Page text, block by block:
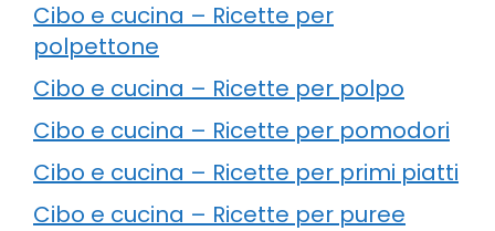
Cibo e cucina – Ricette per
polpettone
Cibo e cucina – Ricette per polpo
Cibo e cucina – Ricette per pomodori
Cibo e cucina – Ricette per primi piatti
Cibo e cucina – Ricette per puree